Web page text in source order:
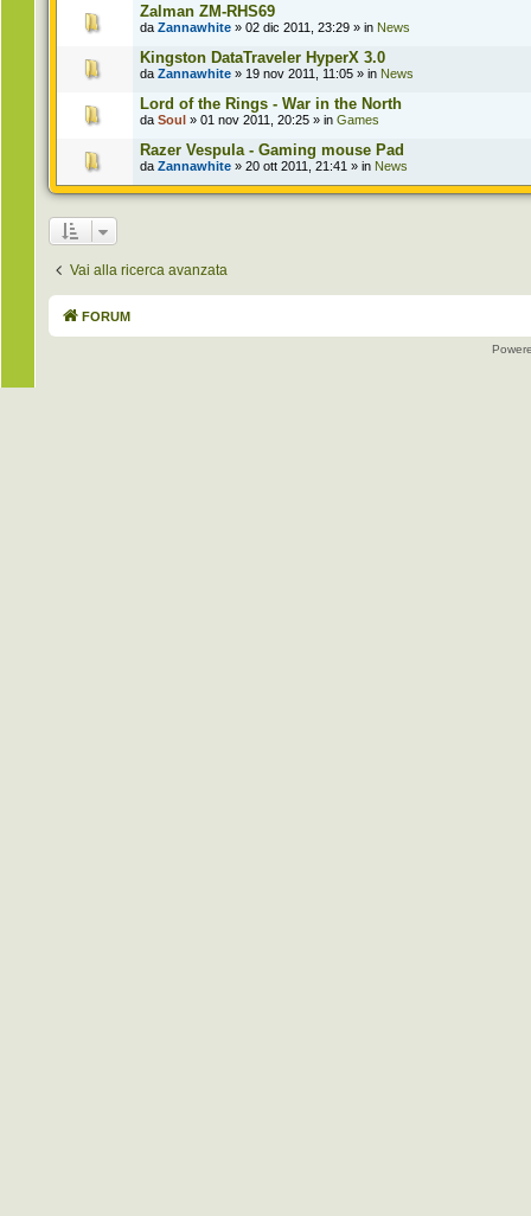
Zalman ZM-RHS69
da Zannawhite » 02 dic 2011, 23:29 » in News
Kingston DataTraveler HyperX 3.0
da Zannawhite » 19 nov 2011, 11:05 » in News
Lord of the Rings - War in the North
da Soul » 01 nov 2011, 20:25 » in Games
Razer Vespula - Gaming mouse Pad
da Zannawhite » 20 ott 2011, 21:41 » in News
Vai alla ricerca avanzata
FORUM